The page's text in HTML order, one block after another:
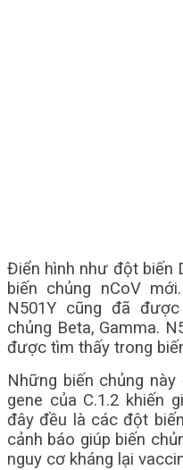
Điển hình như đột biến
biến chủng nCoV
N501Y cũng đã
chủng Beta, Gamma.
được tìm thấy trong
Những biến chủng
gene của C.1.2 khiến
đây đều là các đột
cảnh báo giúp biến
nguy cơ kháng lại